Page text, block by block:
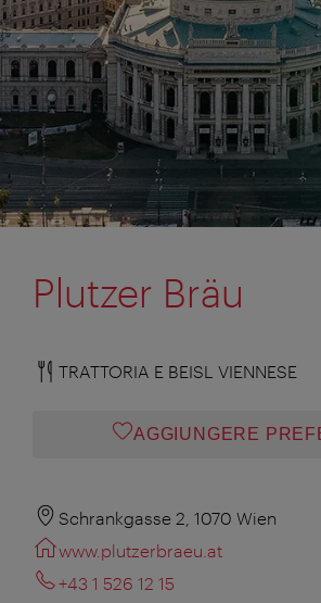
Plutzer Bräu
TRATTORIA E BEISL VIENNESE
AGGIUNGERE
Schrankgasse 2, 1070 Wien
www.plutzerbraeu.at
+43 1 526 12 15